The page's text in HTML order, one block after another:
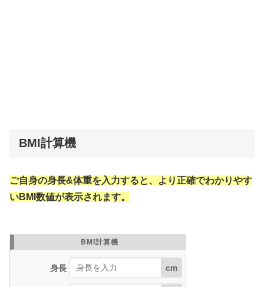
BMI計算機
ご自身の身長&体重を入力すると、より正確でわかりやす
いBMI数値が表示されます。
BMI計算機
身長 cm